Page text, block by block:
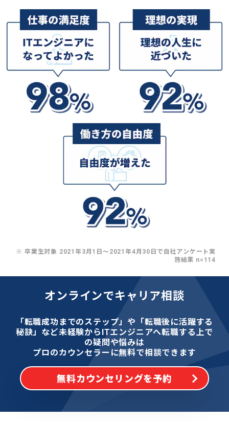
※ 卒業生対象 2021年3月1日〜2021年4月30日で自社アンケート実
施結果 n=114
オンラインでキャリア相談
「転職成功までのステップ」や「転職後に活躍する
秘訣」など未経験からITエンジニアへ転職する上で
の疑問や悩みは
プロのカウンセラーに無料で相談できます
無料カウンセリングを予約